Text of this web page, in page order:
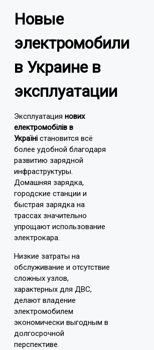
Новые
электромобили
в Украине в
эксплуатации
Эксплуатация нових
електромобілів в
Україні становится всё
более удобной благодаря
развитию зарядной
инфраструктуры.
Домашняя зарядка,
городские станции и
быстрая зарядка на
трассах значительно
упрощают использование
электрокара.
Низкие затраты на
обслуживание и отсутствие
сложных узлов,
характерных для ДВС,
делают владение
электромобилем
экономически выгодным в
долгосрочной
перспективе.